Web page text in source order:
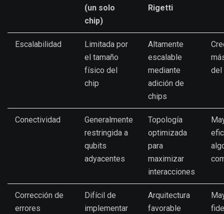
(un solo
chip)
Rigetti
Escalabilidad
Limitada por
el tamaño
físico del
chip
Altamente
escalable
mediante
adición de
chips
del
Conectividad
Generalmente
restringida a
qubits
adyacentes
Topología
optimizada
para
maximizar
interacciones
Corrección de
errores
Difícil de
implementar
Arquitectura
favorable